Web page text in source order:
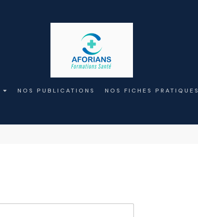
NOS PUBLICATIONS NOS FICHES PRATIQUES